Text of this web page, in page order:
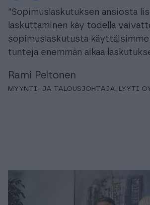
”Sopimuslaskutuksen ansiosta
laskuttaminen käy todella
sopimuslaskutusta
tunteja enemmän aikaa
Rami Peltonen
MYYNTI- JA TALOUSJOHTAJA, LYYTI